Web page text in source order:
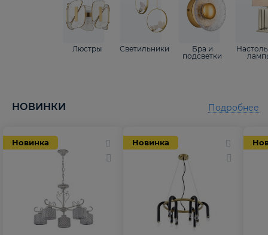
Люстры Светильники
Бра и
подсветки
НОВИНКИ
Новинка Новинка
Подробнее